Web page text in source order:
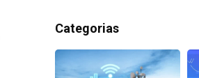
Categorias